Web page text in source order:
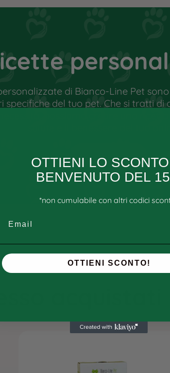
indicazioni generali e non
mediche, deve essere a
minerali in modo da poter
di Bianco-Line Pet
specifiche del tuo pet. Che si tratti
possiamo creare una
acquistati
OTTIENI LO
BENVENUTO DEL
*non cumulabile con altri codici
OTTIENI SCONTO!